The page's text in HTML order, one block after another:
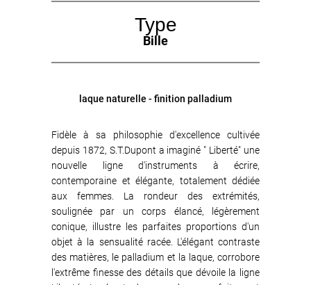
Type
Bille
laque naturelle - finition palladium
Fidèle à sa philosophie d'excellence cultivée
depuis 1872, S.T.Dupont a imaginé " Liberté" une
nouvelle ligne d'instruments à écrire,
contemporaine et élégante, totalement dédiée
aux femmes. La rondeur des extrémités,
soulignée par un corps élancé, légèrement
conique, illustre les parfaites proportions d'un
objet à la sensualité racée. L'élégant contraste
des matières, le palladium et la laque, corrobore
l'extrême finesse des détails que dévoile la ligne